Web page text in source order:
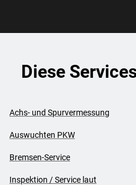
Diese
Achs- und Spurvermessung
Auswuchten PKW
Bremsen-Service
Inspektion / Service laut